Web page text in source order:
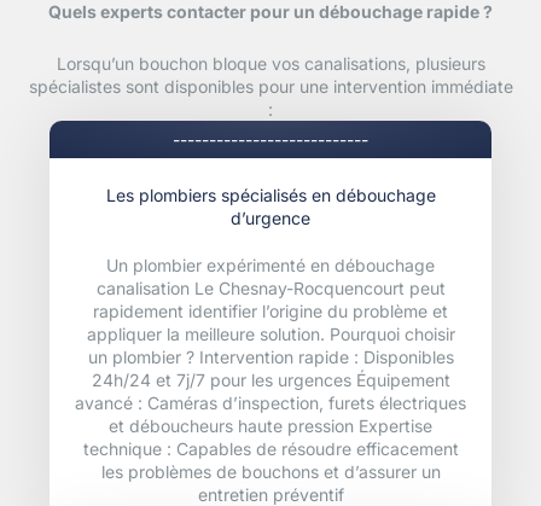
Quels experts contacter pour un débouchage rapide ?
Lorsqu’un bouchon bloque vos canalisations, plusieurs
spécialistes sont disponibles pour une intervention immédiate
:
---------------------------
Les plombiers spécialisés en débouchage
d’urgence
Un plombier expérimenté en débouchage
canalisation Le Chesnay-Rocquencourt peut
rapidement identifier l’origine du problème et
appliquer la meilleure solution. Pourquoi choisir
un plombier ? Intervention rapide : Disponibles
24h/24 et 7j/7 pour les urgences Équipement
avancé : Caméras d’inspection, furets électriques
et déboucheurs haute pression Expertise
technique : Capables de résoudre efficacement
les problèmes de bouchons et d’assurer un
entretien préventif